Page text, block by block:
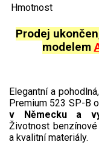
Aku křovinořezy a
Aku pily
Aku sekačky
Aku AL-KO
Štípačka na
VARI
Hmotnost
Prodej
modelem
Elegantní a
Premium 523 SP-B
v Německu a
Životnost
a kvalitní materiály.